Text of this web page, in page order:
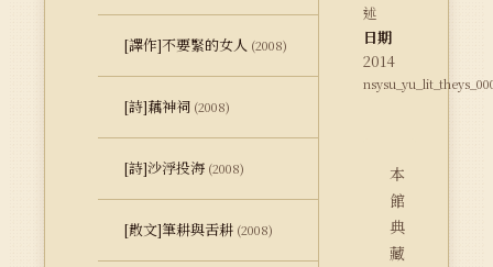
[譯作]不要緊的女人 (2008)
[詩]藕神祠 (2008)
[詩]沙浮投海 (2008)
[散文]筆耕與舌耕 (2008)
述
日期
2014
本
館
典
藏